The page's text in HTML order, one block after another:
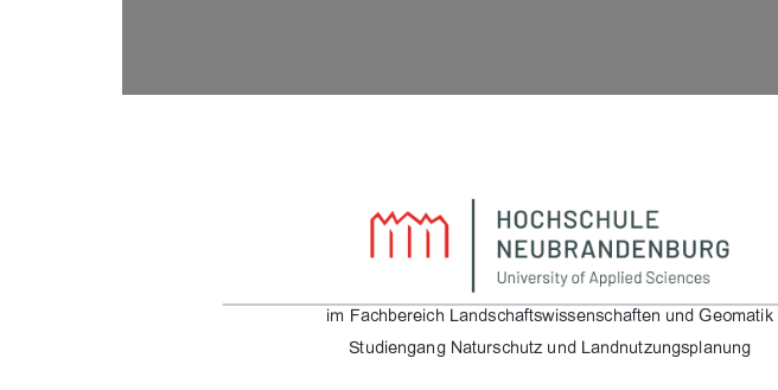
&) %"-"& %*!. %#/.2&.."*. %#/"*0*!"+)/&'
/0!&"*$*$/0-. %0/30*!*!*0/30*$.,(*0*$